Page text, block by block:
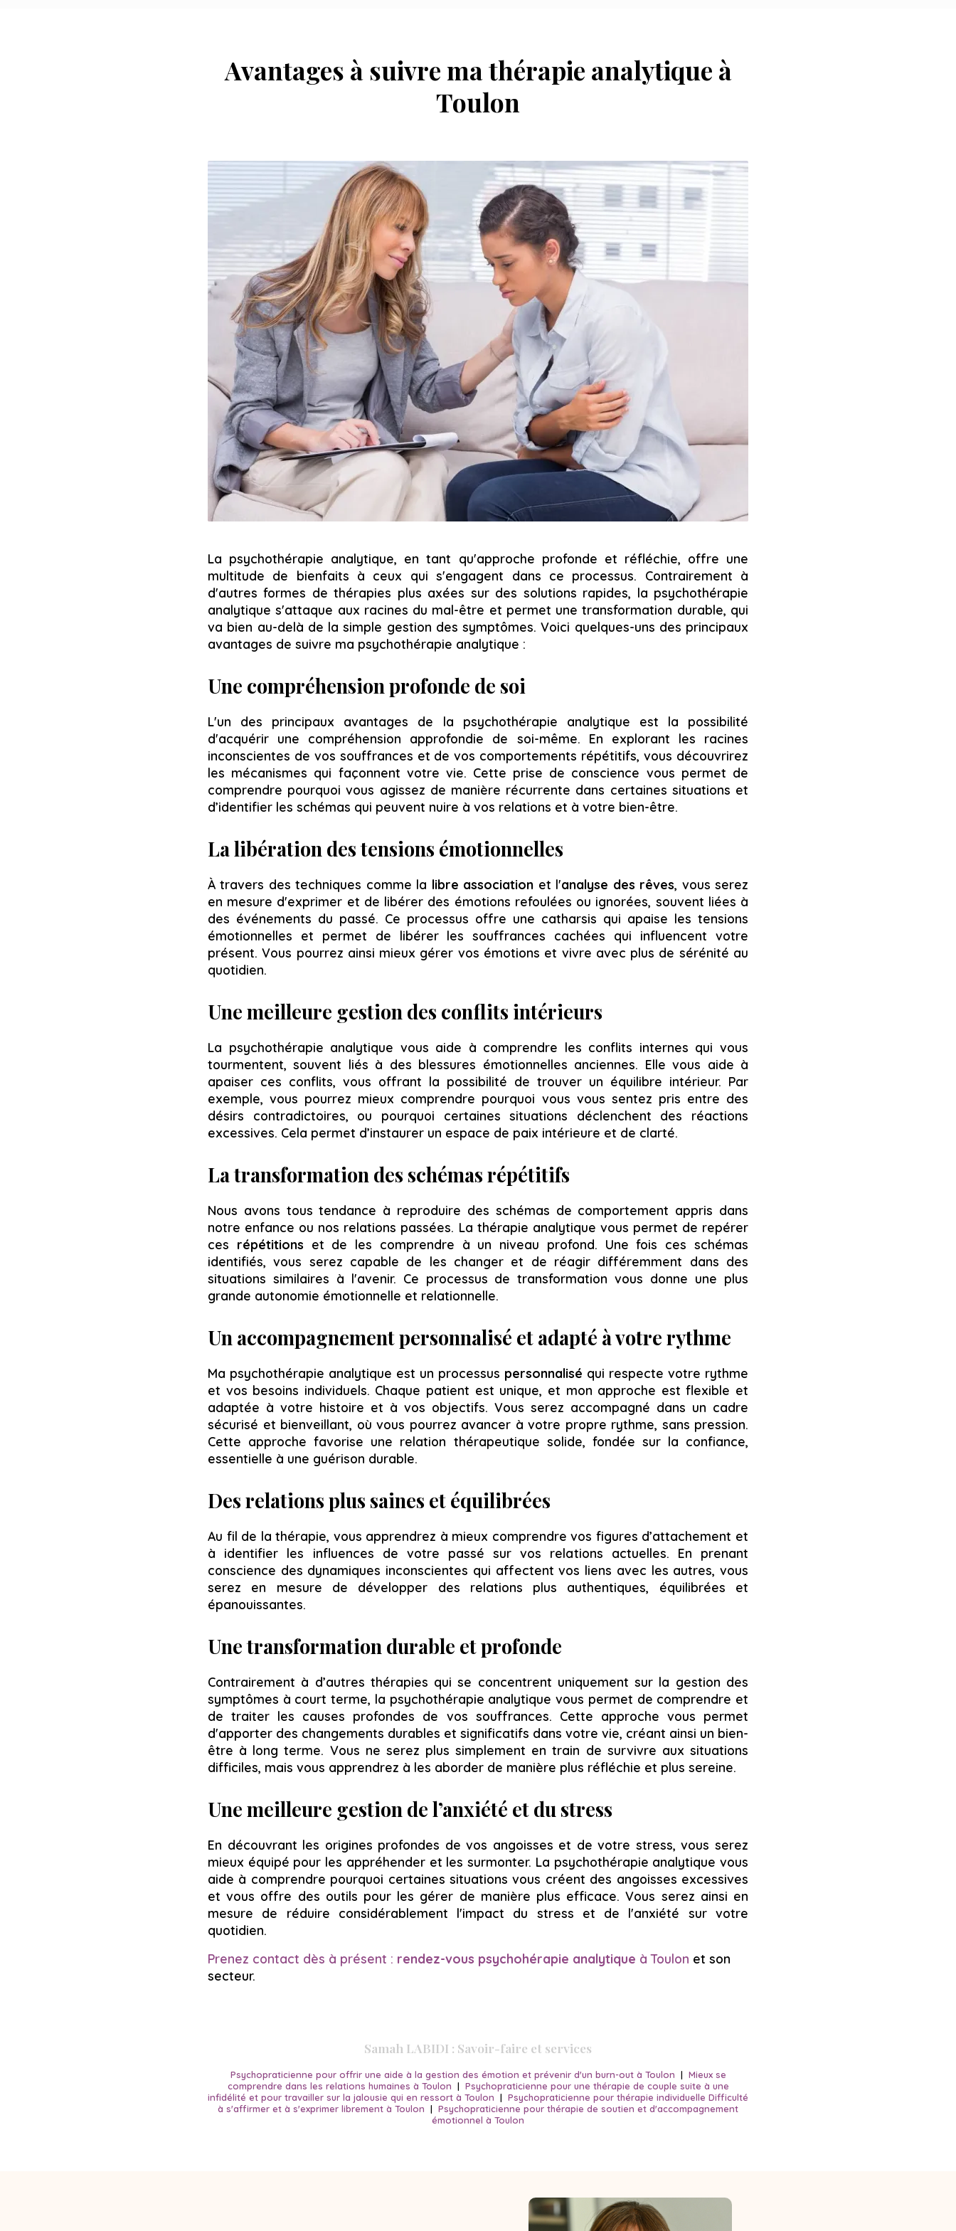
Avantages à suivre ma thérapie analytique à
Toulon
La psychothérapie analytique, en tant qu'approche profonde et réfléchie, offre une
multitude de bienfaits à ceux qui s'engagent dans ce processus. Contrairement à
d'autres formes de thérapies plus axées sur des solutions rapides, la psychothérapie
analytique s'attaque aux racines du mal-être et permet une transformation durable, qui
va bien au-delà de la simple gestion des symptômes. Voici quelques-uns des principaux
avantages de suivre ma psychothérapie analytique :
Une compréhension profonde de soi
L'un des principaux avantages de la psychothérapie analytique est la possibilité
d'acquérir une compréhension approfondie de soi-même. En explorant les racines
inconscientes de vos souffrances et de vos comportements répétitifs, vous découvrirez
les mécanismes qui façonnent votre vie. Cette prise de conscience vous permet de
comprendre pourquoi vous agissez de manière récurrente dans certaines situations et
d’identifier les schémas qui peuvent nuire à vos relations et à votre bien-être.
La libération des tensions émotionnelles
À travers des techniques comme la libre association et l'analyse des rêves, vous serez
en mesure d'exprimer et de libérer des émotions refoulées ou ignorées, souvent liées à
des événements du passé. Ce processus offre une catharsis qui apaise les tensions
émotionnelles et permet de libérer les souffrances cachées qui influencent votre
présent. Vous pourrez ainsi mieux gérer vos émotions et vivre avec plus de sérénité au
quotidien.
Une meilleure gestion des conflits intérieurs
La psychothérapie analytique vous aide à comprendre les conflits internes qui vous
tourmentent, souvent liés à des blessures émotionnelles anciennes. Elle vous aide à
apaiser ces conflits, vous offrant la possibilité de trouver un équilibre intérieur. Par
exemple, vous pourrez mieux comprendre pourquoi vous vous sentez pris entre des
désirs contradictoires, ou pourquoi certaines situations déclenchent des réactions
excessives. Cela permet d’instaurer un espace de paix intérieure et de clarté.
La transformation des schémas répétitifs
Nous avons tous tendance à reproduire des schémas de comportement appris dans
notre enfance ou nos relations passées. La thérapie analytique vous permet de repérer
ces répétitions et de les comprendre à un niveau profond. Une fois ces schémas
identifiés, vous serez capable de les changer et de réagir différemment dans des
situations similaires à l'avenir. Ce processus de transformation vous donne une plus
grande autonomie émotionnelle et relationnelle.
Un accompagnement personnalisé et adapté à votre rythme
Ma psychothérapie analytique est un processus personnalisé qui respecte votre rythme
et vos besoins individuels. Chaque patient est unique, et mon approche est flexible et
adaptée à votre histoire et à vos objectifs. Vous serez accompagné dans un cadre
sécurisé et bienveillant, où vous pourrez avancer à votre propre rythme, sans pression.
Cette approche favorise une relation thérapeutique solide, fondée sur la confiance,
essentielle à une guérison durable.
Des relations plus saines et équilibrées
Au fil de la thérapie, vous apprendrez à mieux comprendre vos figures d’attachement et
à identifier les influences de votre passé sur vos relations actuelles. En prenant
conscience des dynamiques inconscientes qui affectent vos liens avec les autres, vous
serez en mesure de développer des relations plus authentiques, équilibrées et
épanouissantes.
Une transformation durable et profonde
Contrairement à d’autres thérapies qui se concentrent uniquement sur la gestion des
symptômes à court terme, la psychothérapie analytique vous permet de comprendre et
de traiter les causes profondes de vos souffrances. Cette approche vous permet
d'apporter des changements durables et significatifs dans votre vie, créant ainsi un bien-
être à long terme. Vous ne serez plus simplement en train de survivre aux situations
difficiles, mais vous apprendrez à les aborder de manière plus réfléchie et plus sereine.
Une meilleure gestion de l’anxiété et du stress
En découvrant les origines profondes de vos angoisses et de votre stress, vous serez
mieux équipé pour les appréhender et les surmonter. La psychothérapie analytique vous
aide à comprendre pourquoi certaines situations vous créent des angoisses excessives
et vous offre des outils pour les gérer de manière plus efficace. Vous serez ainsi en
mesure de réduire considérablement l'impact du stress et de l'anxiété sur votre
quotidien.
Prenez contact dès à présent : rendez-vous psychohérapie analytique à Toulon et son
secteur.
Samah LABIDI : Savoir-faire et services
Psychopraticienne pour offrir une aide à la gestion des émotion et prévenir d'un burn-out à Toulon | Mieux se
comprendre dans les relations humaines à Toulon | Psychopraticienne pour une thérapie de couple suite à une
infidélité et pour travailler sur la jalousie qui en ressort à Toulon | Psychopraticienne pour thérapie individuelle Difficulté
à s'affirmer et à s'exprimer librement à Toulon | Psychopraticienne pour thérapie de soutien et d'accompagnement
émotionnel à Toulon